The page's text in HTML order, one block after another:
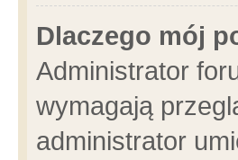
Dlaczego mój
Administrator
wymagają
administrator